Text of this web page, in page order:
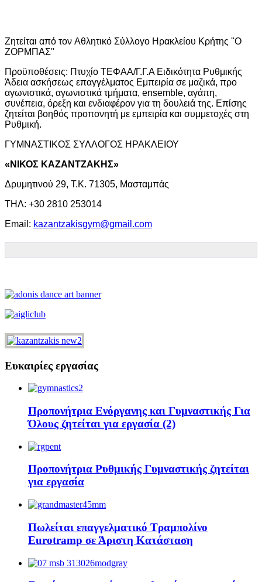
Ζητείται από τον Aθλητικό Σύλλογο Ηρακλείου Κρήτης ''Ο
ΖΟΡΜΠΑΣ''
Προϋποθέσεις: Πτυχίο ΤΕΦΑΑ/Γ.Γ.Α Ειδικότητα Ρυθμικής
Άδεια ασκήσεως επαγγέλματος Εμπειρία σε μαζικά, προ
αγωνιστικά, αγωνιστικά τμήματα, ensemble, αγάπη,
συνέπεια, όρεξη και ενδιαφέρον για τη δουλειά της. Επίσης
ζητείται βοηθός προπονητή με εμπειρία και συμμετοχές στη
Ρυθμική.
ΓΥΜΝΑΣΤΙΚΟΣ ΣΥΛΛΟΓΟΣ ΗΡΑΚΛΕΙΟΥ
«ΝΙΚΟΣ ΚΑΖΑΝΤΖΑΚΗΣ»
Δρυμητινού 29, Τ.Κ. 71305, Μασταμπάς
ΤΗΛ: +30 2810 253014
Email: kazantzakisgym@gmail.com
Ευκαιρίες εργασίας
Προπονήτρια Ενόργανης και Γυμναστικής Για
Όλους ζητείται για εργασία (2)
Προπονήτρια Ρυθμικής Γυμναστικής ζητείται
για εργασία
Πωλείται επαγγελματικό Τραμπολίνο
Eurotramp σε Άριστη Κατάσταση